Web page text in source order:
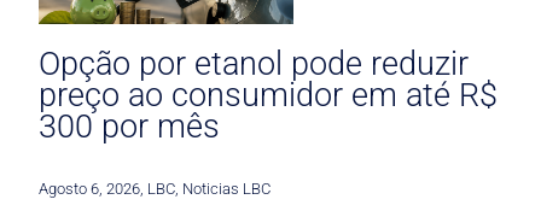
Opção por etanol pode reduzir
preço ao consumidor em até R$
300 por mês
Agosto 6, 2026 LBC Noticias LBC